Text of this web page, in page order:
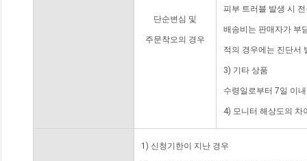
단순변심 및
주문착오의 경우
피부 트러블 발생 시
배송비는 판매자가 부
적의 경우에는 진단서
3) 기타 상품
수령일로부터 7일 이
4) 모니터 해상도의 차
1) 신청기한이 지난 경우